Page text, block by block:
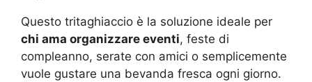
Questo tritaghiaccio è la soluzione ideale per
chi ama organizzare eventi, feste di
compleanno, serate con amici o semplicemente
vuole gustare una bevanda fresca ogni giorno.